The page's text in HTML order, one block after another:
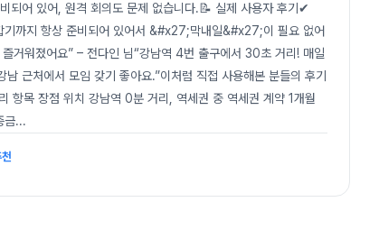
되어 있어, 원격 회의도 문제 없습니다.📝 실제 사용자 후기✔
기까지 항상 준비되어 있어서 &#x27;막내일&#x27;이 필요 없어
거워졌어요” – 전다인 님“강남역 4번 출구에서 30초 거리! 매일
근처에서 모임 갖기 좋아요.”이처럼 직접 사용해본 분들의 후기
항목 장점 위치 강남역 0분 거리, 역세권 중 역세권 계약 1개월
금...